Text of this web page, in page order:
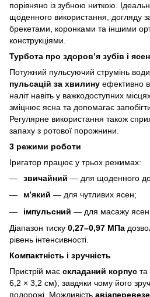
порівняно із зубною ниткою.
щоденного використання, догляду
брекетами, коронками та іншими
конструкціями.
Турбота про здоров’я зубів і ясен
Потужний пульсуючий струмінь
пульсацій за хвилину ефективно
наліт навіть у важкодоступних
зміцнює ясна та допомагає запобігти
Регулярне використання також
запаху з ротової порожнини.
3 режими роботи
Іригатор працює у трьох режимах:
звичайний — для щоденного
м’який — для чутливих ясен;
імпульсний — для масажу ясен
Діапазон тиску 0,27–0,97 МПа
рівень інтенсивності.
Компактність і зручність
Пристрій має складаний корпус та
6,2 × 3,2 см), завдяки чому його
подорожі. Можливість